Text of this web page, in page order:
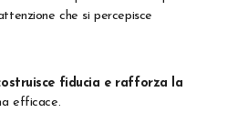
che si percepisce
fiducia e rafforza la
efficace.